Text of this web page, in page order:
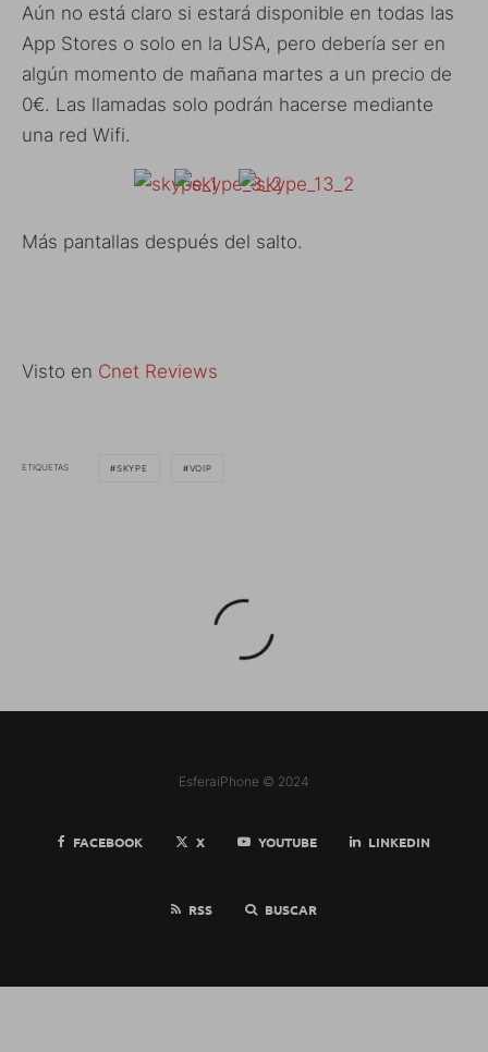
Aún no está claro si estará disponible en todas las
App Stores o solo en la USA, pero debería ser en
algún momento de mañana martes a un precio de
0€. Las llamadas solo podrán hacerse mediante
una red Wifi.
Más pantallas después del salto.
Visto en Cnet Reviews
ETIQUETAS SKYPE VOIP
EsferaiPhone © 2024
FACEBOOK X YOUTUBE LINKEDIN
RSS BUSCAR